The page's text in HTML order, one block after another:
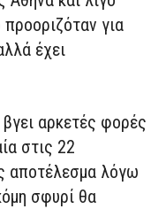
προοριζόταν για
έχει
βγει αρκετές φορές
στις 22
αποτέλεσμα λόγω
σφυρί θα